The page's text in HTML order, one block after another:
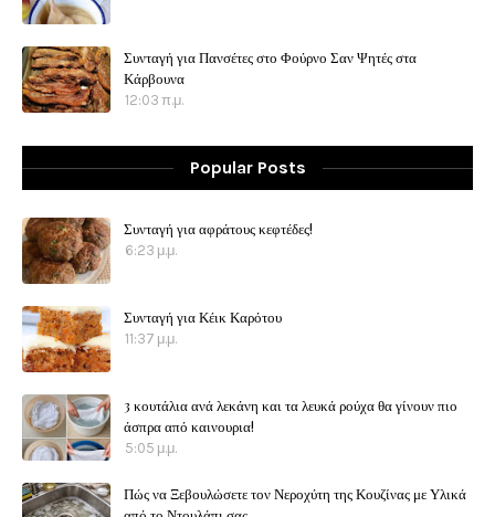
Συνταγή για Πανσέτες στο Φούρνο Σαν Ψητές στα
Κάρβουνα
12:03 π.μ.
Popular Posts
Συνταγή για αφράτους κεφτέδες!
6:23 μ.μ.
Συνταγή για Κέικ Καρότου
11:37 μ.μ.
3 κουτάλια ανά λεκάνη και τα λευκά ρούχα θα γίνουν πιο
άσπρα από καινουρια!
5:05 μ.μ.
Πώς να Ξεβουλώσετε τον Νεροχύτη της Κουζίνας με Υλικά